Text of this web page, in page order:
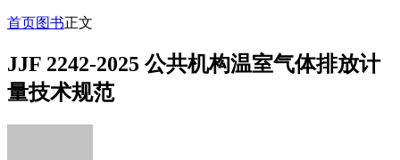
首页图书正文
JJF 2242-2025 公共机构温室气体排放计
量技术规范